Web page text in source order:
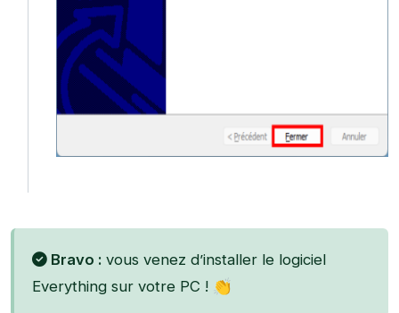
Bravo : vous venez d’installer le logiciel
Everything sur votre PC ! 👏